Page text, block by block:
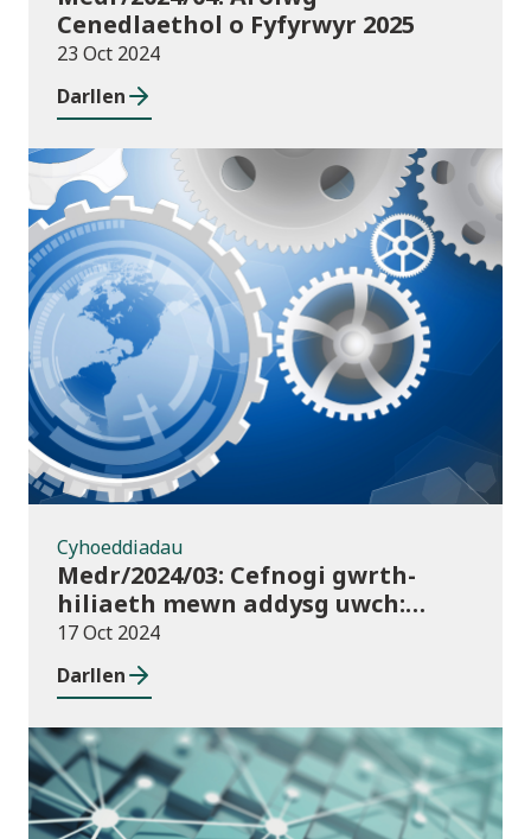
Cenedlaethol o Fyfyrwyr 2025
23 Oct 2024
Darllen
Cyhoeddiadau
Cyhoeddiadau
Medr/2024/03: Cefnogi gwrth-
hiliaeth mewn addysg uwch:
canllawiau a dyraniadau 2024/25
17 Oct 2024
Darllen